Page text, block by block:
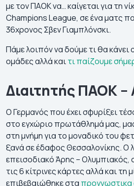
με τον ΠΑΟΚ να… καίγεται για τη
Champions League, σε ένα ματς
36χρονος Σβεν Γιαμπλόνσκι.
Πάμε λοιπόν να δούμε τι θα κάνει
ομάδες αλλά καιτι παίζουμε
Διαιτητής ΠΑΟΚ –
Ο Γερμανός που έχει σφυρίξει
στο εγχώριο πρωτάθλημά μας,
στη μνήμη για το μοναδικό του
ξανά σε έδαφος Θεσσαλονίκης. Ο
επεισοδιακό Άρης – Ολυμπιακός,
τις 6 κίτρινες κάρτες αλλά και
επιβεβαιώθηκε στα προγνωστικα